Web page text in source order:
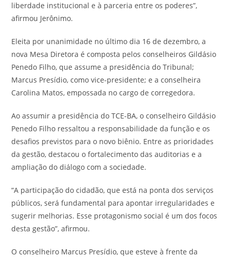
liberdade institucional e à parceria entre os poderes”,
afirmou Jerônimo.
Eleita por unanimidade no último dia 16 de dezembro, a
nova Mesa Diretora é composta pelos conselheiros Gildásio
Penedo Filho, que assume a presidência do Tribunal;
Marcus Presídio, como vice-presidente; e a conselheira
Carolina Matos, empossada no cargo de corregedora.
Ao assumir a presidência do TCE-BA, o conselheiro Gildásio
Penedo Filho ressaltou a responsabilidade da função e os
desafios previstos para o novo biênio. Entre as prioridades
da gestão, destacou o fortalecimento das auditorias e a
ampliação do diálogo com a sociedade.
“A participação do cidadão, que está na ponta dos serviços
públicos, será fundamental para apontar irregularidades e
sugerir melhorias. Esse protagonismo social é um dos focos
desta gestão”, afirmou.
O conselheiro Marcus Presídio, que esteve à frente da